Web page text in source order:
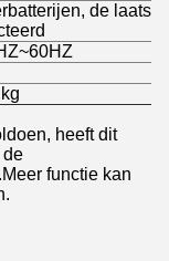
de
heeft dit
de
functie kan